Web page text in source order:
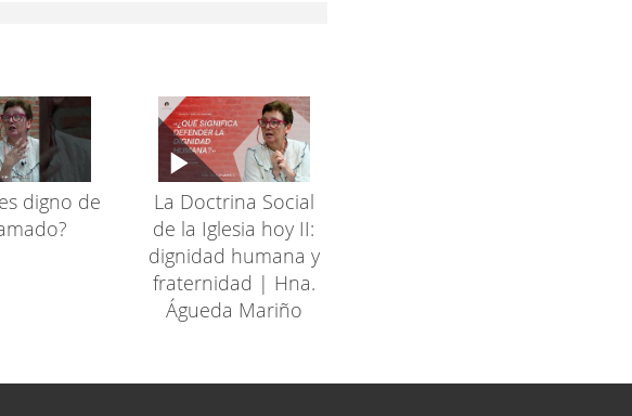
digno de
La Doctrina Social
de la Iglesia hoy II:
dignidad humana y
fraternidad | Hna.
Águeda Mariño